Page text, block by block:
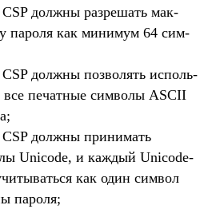
дол­жны раз­решать мак­
пароля как минимум 64 сим­
дол­жны поз­волять исполь­
все печат­ные сим­волы ASCII
дол­жны при­нимать
Unicode, и каж­дый Unicode-
как один сим­вол
пароля;